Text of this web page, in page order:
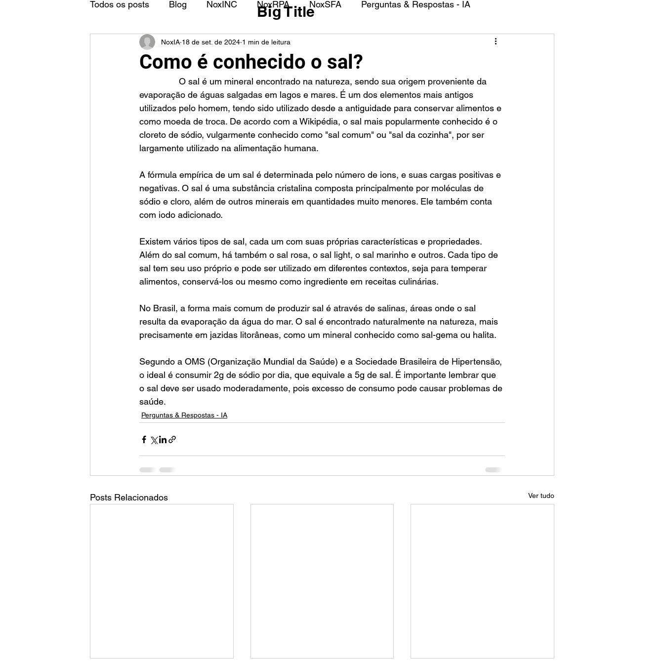
Todos os posts Blog NoxINC NoxRPA NoxSFA Perguntas & Respostas - IA
Como é conhecido o sal?
NoxIA 18 de set. de 2024 1 min de leitura
evaporação de águas salgadas em lagos e mares. É um dos elementos mais antigos
utilizados pelo homem, tendo sido utilizado desde a antiguidade para conservar alimentos e
como moeda de troca. De acordo com a Wikipédia, o sal mais popularmente conhecido é o
cloreto de sódio, vulgarmente conhecido como "sal comum" ou "sal da cozinha", por ser
largamente utilizado na alimentação humana.
A fórmula empírica de um sal é determinada pelo número de ions, e suas cargas positivas e
negativas. O sal é uma substância cristalina composta principalmente por moléculas de
sódio e cloro, além de outros minerais em quantidades muito menores. Ele também conta
com iodo adicionado.
Existem vários tipos de sal, cada um com suas próprias características e propriedades.
Além do sal comum, há também o sal rosa, o sal light, o sal marinho e outros. Cada tipo de
sal tem seu uso próprio e pode ser utilizado em diferentes contextos, seja para temperar
alimentos, conservá-los ou mesmo como ingrediente em receitas culinárias.
No Brasil, a forma mais comum de produzir sal é através de salinas, áreas onde o sal
resulta da evaporação da água do mar. O sal é encontrado naturalmente na natureza, mais
precisamente em jazidas litorâneas, como um mineral conhecido como sal-gema ou halita.
Segundo a OMS (Organização Mundial da Saúde) e a Sociedade Brasileira de Hipertensão,
o ideal é consumir 2g de sódio por dia, que equivale a 5g de sal. É importante lembrar que
o sal deve ser usado moderadamente, pois excesso de consumo pode causar problemas de
saúde.
Perguntas & Respostas - IA
Posts Relacionados Ver tudo
Big Title